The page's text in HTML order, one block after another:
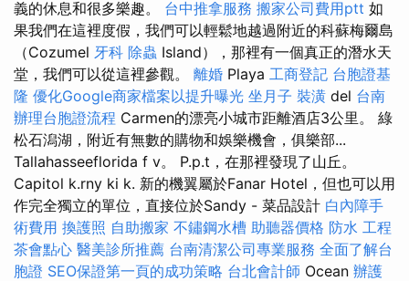
義的休息和很多樂趣。 台中推拿服務 搬家公司費用ptt 如
果我們在這裡度假，我們可以輕鬆地越過附近的科蘇梅爾島
（Cozumel 牙科 除蟲 Island），那裡有一個真正的潛水天
堂，我們可以從這裡參觀。 離婚 Playa 工商登記 台胞證基
隆 優化Google商家檔案以提升曝光 坐月子 裝潢 del 台南
辦理台胞證流程 Carmen的漂亮小城市距離酒店3公里。 綠
松石潟湖，附近有無數的購物和娛樂機會，俱樂部...
Tallahasseeflorida f v。 P.p.t，在那裡發現了山丘。
Capitol k.rny ki k. 新的機翼屬於Fanar Hotel，但也可以用
作完全獨立的單位，直接位於Sandy - 菜品設計 白內障手
術費用 換護照 自助搬家 不鏽鋼水槽 助聽器價格 防水 工程
茶會點心 醫美診所推薦 台南清潔公司專業服務 全面了解台
胞證 SEO保證第一頁的成功策略 台北會計師 Ocean 辦護